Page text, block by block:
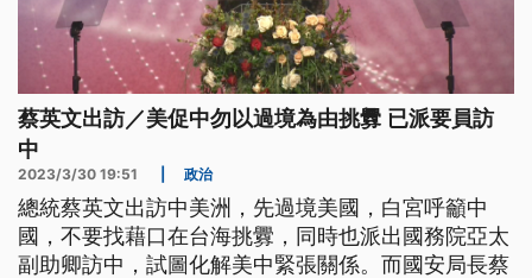
蔡英文出訪／美促中勿以過境為由挑釁 已派要員訪
中
2023/3/30 19:51 政治
總統蔡英文出訪中美洲，先過境美國，白宮呼籲中
國，不要找藉口在台海挑釁，同時也派出國務院亞太
副助卿訪中，試圖化解美中緊張關係。而國安局長蔡